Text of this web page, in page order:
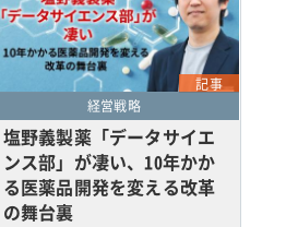
記事
経営戦略
塩野義製薬「データサイエ
ンス部」が凄い、10年かか
る医薬品開発を変える改革
の舞台裏